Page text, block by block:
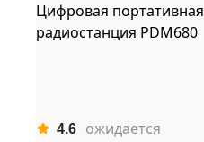
Цифровая портативная
радиостанция PDM680
4.6 ожидается